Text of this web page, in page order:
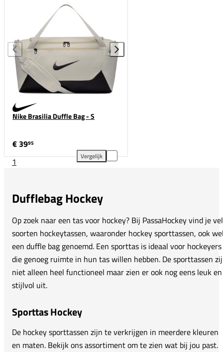
Nike Brasilia Duffle Bag - S
€ 3995
Vergelijk
Nike Brasilia Duffle Bag - S toevoegen aan
1
Dufflebag Hockey
Op zoek naar een tas voor hockey? Bij PassaHockey vind je
soorten hockeytassen, waaronder hockey sporttassen, ook
een duffle bag genoemd. Een sporttas is ideaal voor hockeyers
die genoeg ruimte in hun tas willen hebben. De sporttassen
niet alleen heel functioneel maar zien er ook nog eens leuk en
stijlvol uit.
Sporttas Hockey
De hockey sporttassen zijn te verkrijgen in meerdere kleuren
en maten. Bekijk ons assortiment om te zien wat bij jou past.